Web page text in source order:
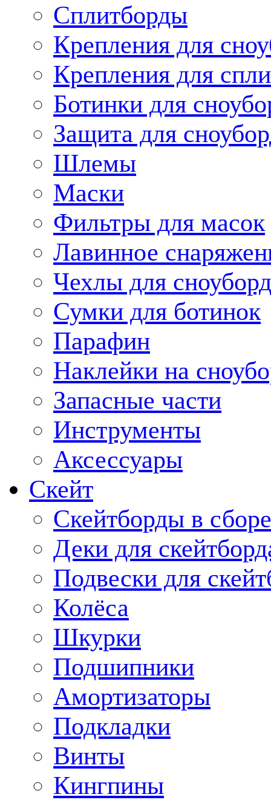
Сплитборды
Крепления для
Крепления для
Ботинки для
Защита для
Шлемы
Маски
Фильтры для масок
Лавинное
Чехлы для
Сумки для ботинок
Парафин
Наклейки на
Запасные части
Инструменты
Аксессуары
Скейт
Скейтборды в сборе
Деки для
Подвески для
Колёса
Шкурки
Подшипники
Амортизаторы
Подкладки
Винты
Кингпины